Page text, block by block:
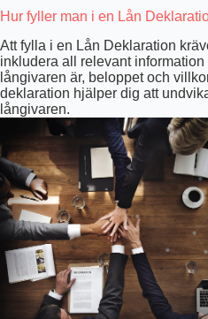
Hur fyller man i en Lån
Att fylla i en Lån Deklaration
inkludera all relevant
långivaren är, beloppet och
deklaration hjälper dig att
långivaren.